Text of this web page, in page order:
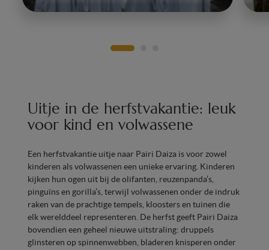
Uitje in de herfstvakantie: leuk
voor kind en volwassene
Een herfstvakantie uitje naar Pairi Daiza is voor zowel
kinderen als volwassenen een unieke ervaring. Kinderen
kijken hun ogen uit bij de olifanten, reuzenpanda’s,
pinguïns en gorilla’s, terwijl volwassenen onder de indruk
raken van de prachtige tempels, kloosters en tuinen die
elk werelddeel representeren. De herfst geeft Pairi Daiza
bovendien een geheel nieuwe uitstraling: druppels
glinsteren op spinnenwebben, bladeren knisperen onder